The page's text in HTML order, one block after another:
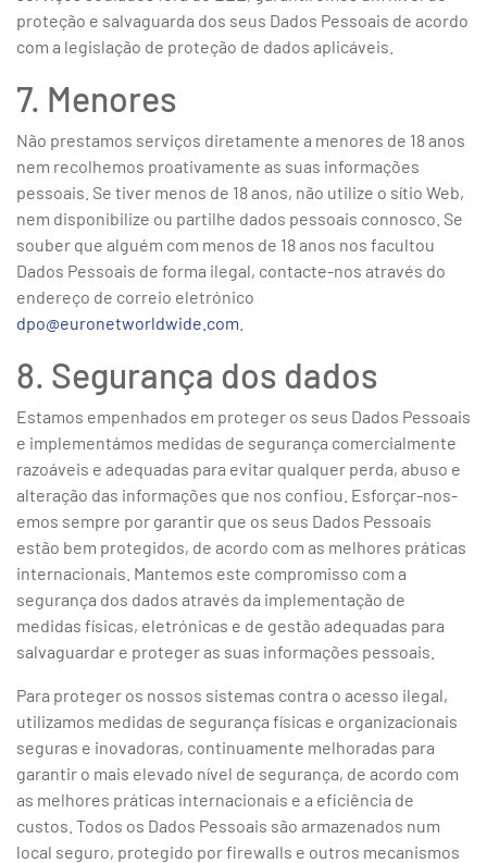
proteção e salvaguarda dos seus Dados Pessoais de acordo
com a legislação de proteção de dados aplicáveis.
7. Menores
Não prestamos serviços diretamente a menores de 18 anos
nem recolhemos proativamente as suas informações
pessoais. Se tiver menos de 18 anos, não utilize o sítio Web,
nem disponibilize ou partilhe dados pessoais connosco. Se
souber que alguém com menos de 18 anos nos facultou
Dados Pessoais de forma ilegal, contacte-nos através do
endereço de correio eletrónico
dpo@euronetworldwide.com
8. Segurança dos dados
Estamos empenhados em proteger os seus Dados Pessoais
e implementámos medidas de segurança comercialmente
razoáveis e adequadas para evitar qualquer perda, abuso e
alteração das informações que nos confiou. Esforçar-nos-
emos sempre por garantir que os seus Dados Pessoais
estão bem protegidos, de acordo com as melhores práticas
internacionais. Mantemos este compromisso com a
segurança dos dados através da implementação de
medidas físicas, eletrónicas e de gestão adequadas para
salvaguardar e proteger as suas informações pessoais.
Para proteger os nossos sistemas contra o acesso ilegal,
utilizamos medidas de segurança físicas e organizacionais
seguras e inovadoras, continuamente melhoradas para
garantir o mais elevado nível de segurança, de acordo com
as melhores práticas internacionais e a eficiência de
custos. Todos os Dados Pessoais são armazenados num
local seguro, protegido por firewalls e outros mecanismos